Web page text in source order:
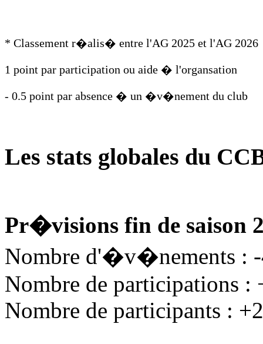
* Classement r�alis� entre l'AG 2025 et l'AG 2026
1 point par participation ou aide � l'organsation
- 0.5 point par absence � un �v�nement du club
Les stats globales du
Pr�visions fin de saison
Nombre d'�v�nements :
Nombre de participations :
Nombre de participants :